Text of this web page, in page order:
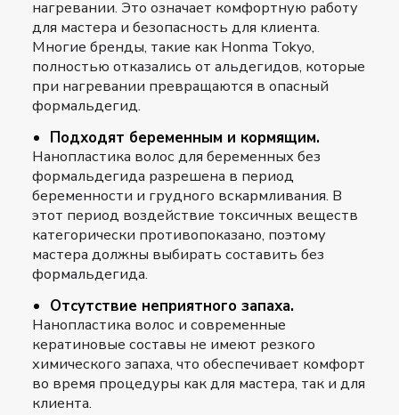
нагревании. Это означает комфортную работу
для мастера и безопасность для клиента.
Многие бренды, такие как Honma Tokyo,
полностью отказались от альдегидов, которые
при нагревании превращаются в опасный
формальдегид.
Подходят беременным и кормящим.
Нанопластика волос для беременных без
формальдегида разрешена в период
беременности и грудного вскармливания. В
этот период воздействие токсичных веществ
категорически противопоказано, поэтому
мастера должны выбирать составить без
формальдегида.
Отсутствие неприятного запаха.
Нанопластика волос и современные
кератиновые составы не имеют резкого
химического запаха, что обеспечивает комфорт
во время процедуры как для мастера, так и для
клиента.